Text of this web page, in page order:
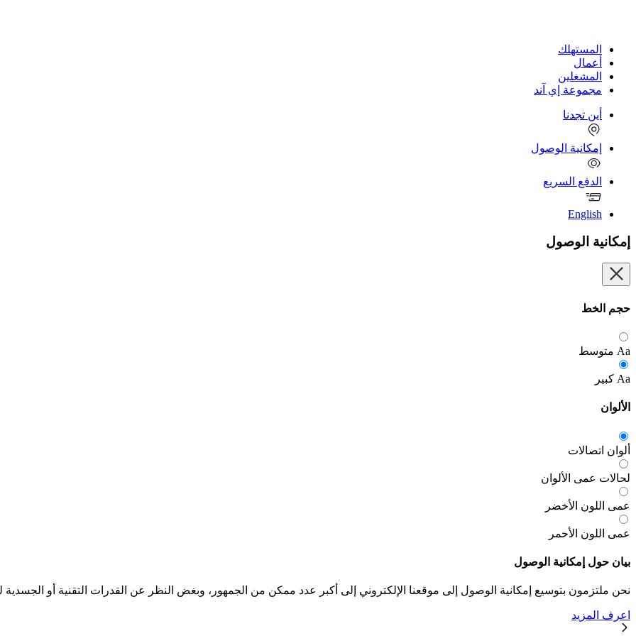
المستهلك
أعمال
المشغلين
مجموعة إي آند
أين تجدنا
إمكانية الوصول
الدفع السريع
English
إمكانية الوصول
حجم الخط
Aa متوسط
Aa كبير
الألوان
ألوان اتصالات
لحالات عمى الألوان
عمى اللون الأخضر
عمى اللون الأحمر
بيان حول إمكانية الوصول
نحن ملتزمون بتوسيع إمكانية الوصول إلى موقعنا الإلكتروني إلى أكبر عدد ممكن من الجمهور، وبغض النظر عن القدرات التقنية أو الجسدية
اعرف المزيد